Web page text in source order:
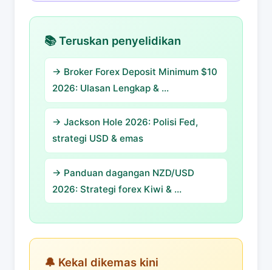
📚 Teruskan penyelidikan
→ Broker Forex Deposit Minimum $10
2026: Ulasan Lengkap & …
→ Jackson Hole 2026: Polisi Fed,
strategi USD & emas
→ Panduan dagangan NZD/USD
2026: Strategi forex Kiwi & …
🔔 Kekal dikemas kini